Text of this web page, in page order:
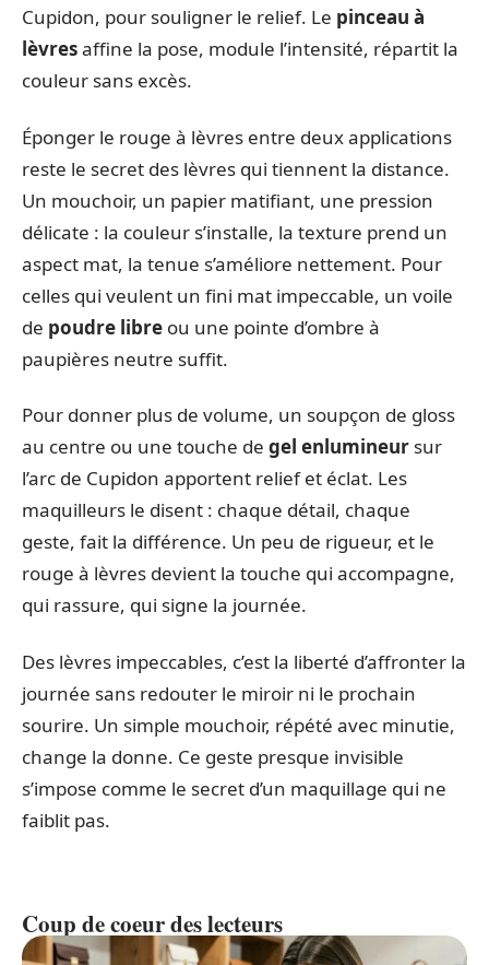
Cupidon, pour souligner le relief. Le pinceau à
lèvresaffine la pose, module l’intensité, répartit la
couleur sans excès.
Éponger le rouge à lèvres entre deux applications
reste le secret des lèvres qui tiennent la distance.
Un mouchoir, un papier matifiant, une pression
délicate : la couleur s’installe, la texture prend un
aspect mat, la tenue s’améliore nettement. Pour
celles qui veulent un fini mat impeccable, un voile
de poudre libre ou une pointe d’ombre à
paupières neutre suffit.
Pour donner plus de volume, un soupçon de gloss
au centre ou une touche de gel enlumineur sur
l’arc de Cupidon apportent relief et éclat. Les
maquilleurs le disent : chaque détail, chaque
geste, fait la différence. Un peu de rigueur, et le
rouge à lèvres devient la touche qui accompagne,
qui rassure, qui signe la journée.
Des lèvres impeccables, c’est la liberté d’affronter la
journée sans redouter le miroir ni le prochain
sourire. Un simple mouchoir, répété avec minutie,
change la donne. Ce geste presque invisible
s’impose comme le secret d’un maquillage qui ne
faiblit pas.
Coup de coeur des lecteurs